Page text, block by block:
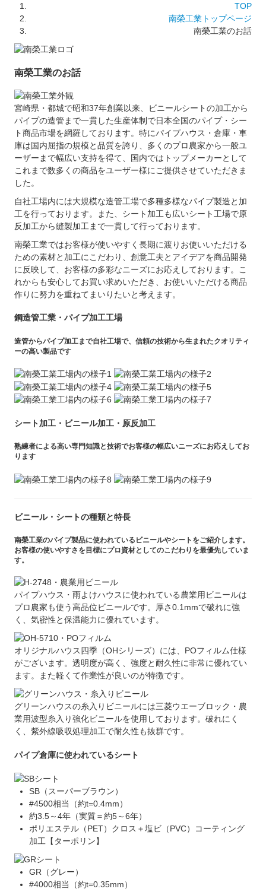
TOP
南榮工業トップページ
南榮工業のお話
南榮工業のお話
宮崎県・都城で昭和37年創業以来、ビニールシートの加工から
パイプの造管まで一貫した生産体制で日本全国のパイプ・シー
ト商品市場を網羅しております。特にパイプハウス・倉庫・車
庫は国内屈指の規模と品質を誇り、多くのプロ農家から一般ユ
ーザーまで幅広い支持を得て、国内ではトップメーカーとして
これまで数多くの商品をユーザー様にご提供させていただきま
した。
自社工場内には大規模な造管工場で多種多様なパイプ製造と加
工を行っております。また、シート加工も広いシート工場で原
反加工から縫製加工まで一貫して行っております。
南榮工業ではお客様が使いやすく長期に渡りお使いいただける
ための素材と加工にこだわり、創意工夫とアイデアを商品開発
に反映して、お客様の多彩なニーズにお応えしております。こ
れからも安心してお買い求めいただき、お使いいただける商品
作りに努力を重ねてまいりたいと考えます。
鋼造管工業・パイプ加工工場
造管からパイプ加工まで自社工場で、信頼の技術から生まれたクオリティ
ーの高い製品です
シート加工・ビニール加工・原反加工
熟練者による高い専門知識と技術でお客様の幅広いニーズにお応えしてお
ります
ビニール・シートの種類と特長
南榮工業のパイプ製品に使われているビニールやシートをご紹介します。
お客様の使いやすさを目標にプロ資材としてのこだわりを最優先していま
す。
パイプハウス・雨よけハウスに使われている農業用ビニールは
プロ農家も使う高品位ビニールです。厚さ0.1mmで破れに強
く、気密性と保温能力に優れています。
オリジナルハウス四季（OHシリーズ）には、POフィルム仕様
がございます。透明度が高く、強度と耐久性に非常に優れてい
ます。また軽くて作業性が良いのが特徴です。
グリーンハウスの糸入りビニールには三菱ウエーブロック・農
業用波型糸入り強化ビニールを使用しております。破れにく
く、紫外線吸収処理加工で耐久性も抜群です。
パイプ倉庫に使われているシート
SB（スーパーブラウン）
#4500相当（約t=0.4mm）
約3.5～4年（実質＝約5～6年）
ポリエステル（PET）クロス＋塩ビ（PVC）コーティング
加工【ターポリン】
GR（グレー）
#4000相当（約t=0.35mm）